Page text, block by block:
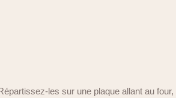
les sur une plaque allant au four,